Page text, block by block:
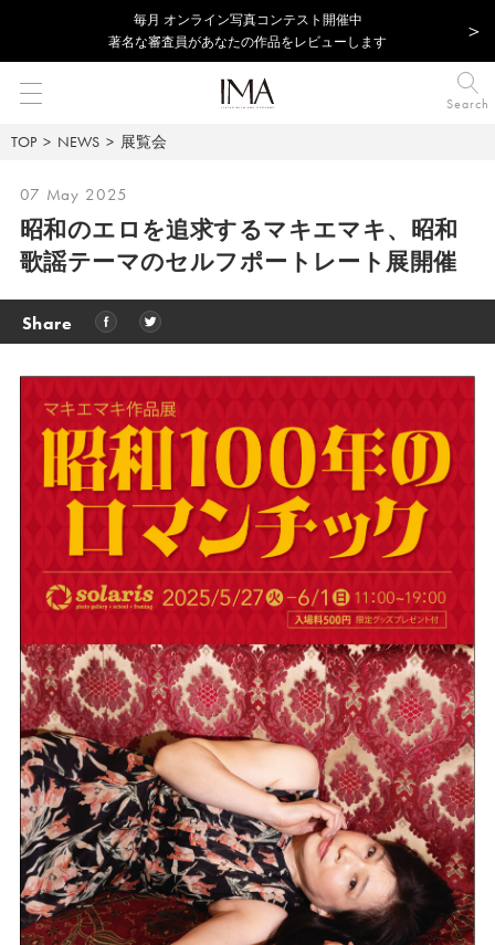
毎⽉ オンライン写真コンテスト開催中
著名な審査員があなたの作品をレビューします
Search
TOP NEWS 展覧会
07 May 2025
昭和のエロを追求するマキエマキ、昭和
歌謡テーマのセルフポートレート展開催
Share